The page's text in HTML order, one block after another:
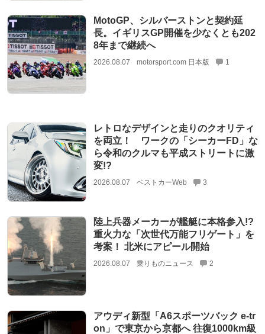
MotoGP、シルバーストンと契約延
長。イギリスGP開催を少なくとも202
8年まで継続へ
2026.08.07 motorsport.com 日本版 1
レトロなデザインと走りのクオリティ
を両立！ ワークの「シーカーFD」な
ら令和のクルマも平成ストリートに激
変!?
2026.08.07 ベストカーWeb 3
陸上兵器メーカーが艦艇に本格参入!?
重火力な「次世代万能フリゲート」を
考案！ 北米にアピール開始
2026.08.07 乗りものニュース 2
アウディ新型「A6スポーツバック e-tr
on」で東京から京都へ 往復1000km級